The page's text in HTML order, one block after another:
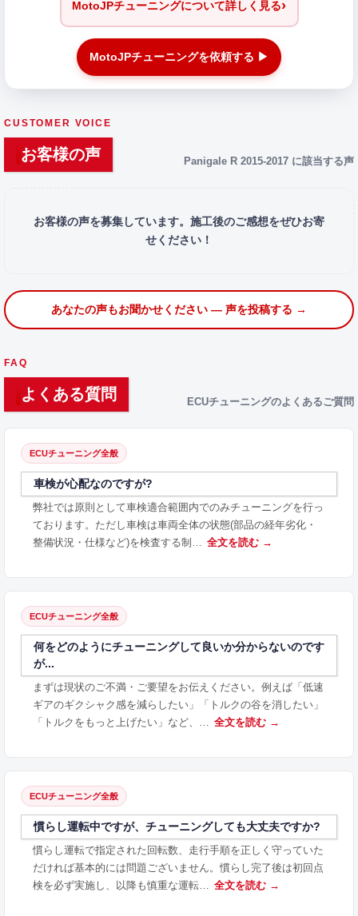
MotoJPチューニングについて詳しく見る›
MotoJPチューニングを依頼する ▶
CUSTOMER VOICE
お客様の声 Panigale R 2015-2017 に該当する声
お客様の声を募集しています。施工後のご感想をぜひお寄
せください！
あなたの声もお聞かせください — 声を投稿する →
FAQ
よくある質問 ECUチューニングのよくあるご質問
ECUチューニング全般
車検が心配なのですが?
弊社では原則として車検適合範囲内でのみチューニングを行っ
ております。ただし車検は車両全体の状態(部品の経年劣化・
整備状況・仕様など)を検査する制… 全文を読む →
ECUチューニング全般
何をどのようにチューニングして良いか分からないのです
が...
まずは現状のご不満・ご要望をお伝えください。例えば「低速
ギアのギクシャク感を減らしたい」「トルクの谷を消したい」
「トルクをもっと上げたい」など、… 全文を読む →
ECUチューニング全般
慣らし運転中ですが、チューニングしても大丈夫ですか?
慣らし運転で指定された回転数、走行手順を正しく守っていた
だければ基本的には問題ございません。慣らし完了後は初回点
検を必ず実施し、以降も慎重な運転… 全文を読む →